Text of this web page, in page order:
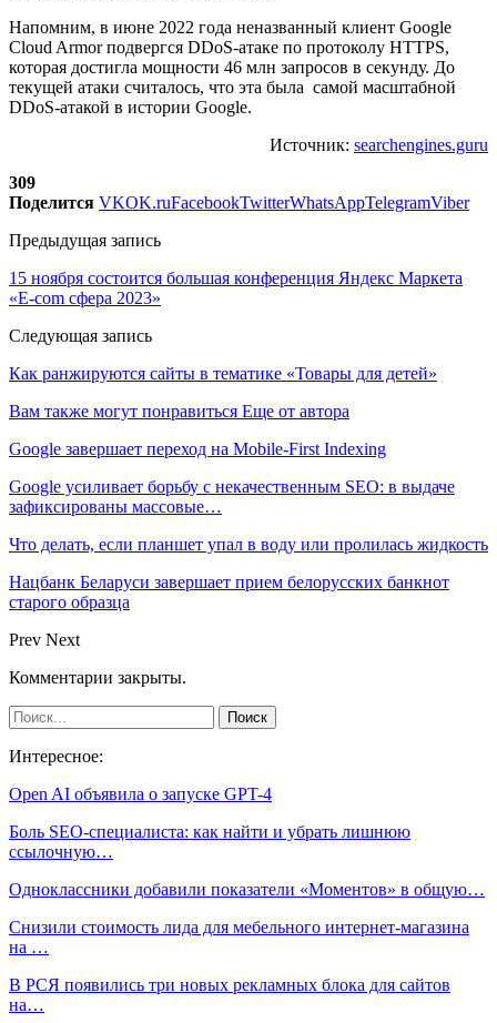
Напомним, в июне 2022 года неназванный клиент Google
Cloud Armor подвергся DDoS-атаке по протоколу HTTPS,
которая достигла мощности 46 млн запросов в секунду. До
текущей атаки считалось, что эта была самой масштабной
DDoS-атакой в истории Google.
Источник: searchengines.guru
309
Поделится VKOK.ruFacebookTwitterWhatsAppTelegramViber
Предыдущая запись
15 ноября состоится большая конференция Яндекс Маркета
«E-com сфера 2023»
Следующая запись
Как ранжируются сайты в тематике «Товары для детей»
Вам также могут понравиться Еще от автора
Google завершает переход на Mobile-First Indexing
Google усиливает борьбу с некачественным SEO: в выдаче
зафиксированы массовые…
Что делать, если планшет упал в воду или пролилась жидкость
Нацбанк Беларуси завершает прием белорусских банкнот
старого образца
Prev Next
Комментарии закрыты.
Интересное:
Open AI объявила о запуске GPT-4
Боль SEO-специалиста: как найти и убрать лишнюю
ссылочную…
Одноклассники добавили показатели «Моментов» в общую…
Снизили стоимость лида для мебельного интернет-магазина
на …
В РСЯ появились три новых рекламных блока для сайтов
на…